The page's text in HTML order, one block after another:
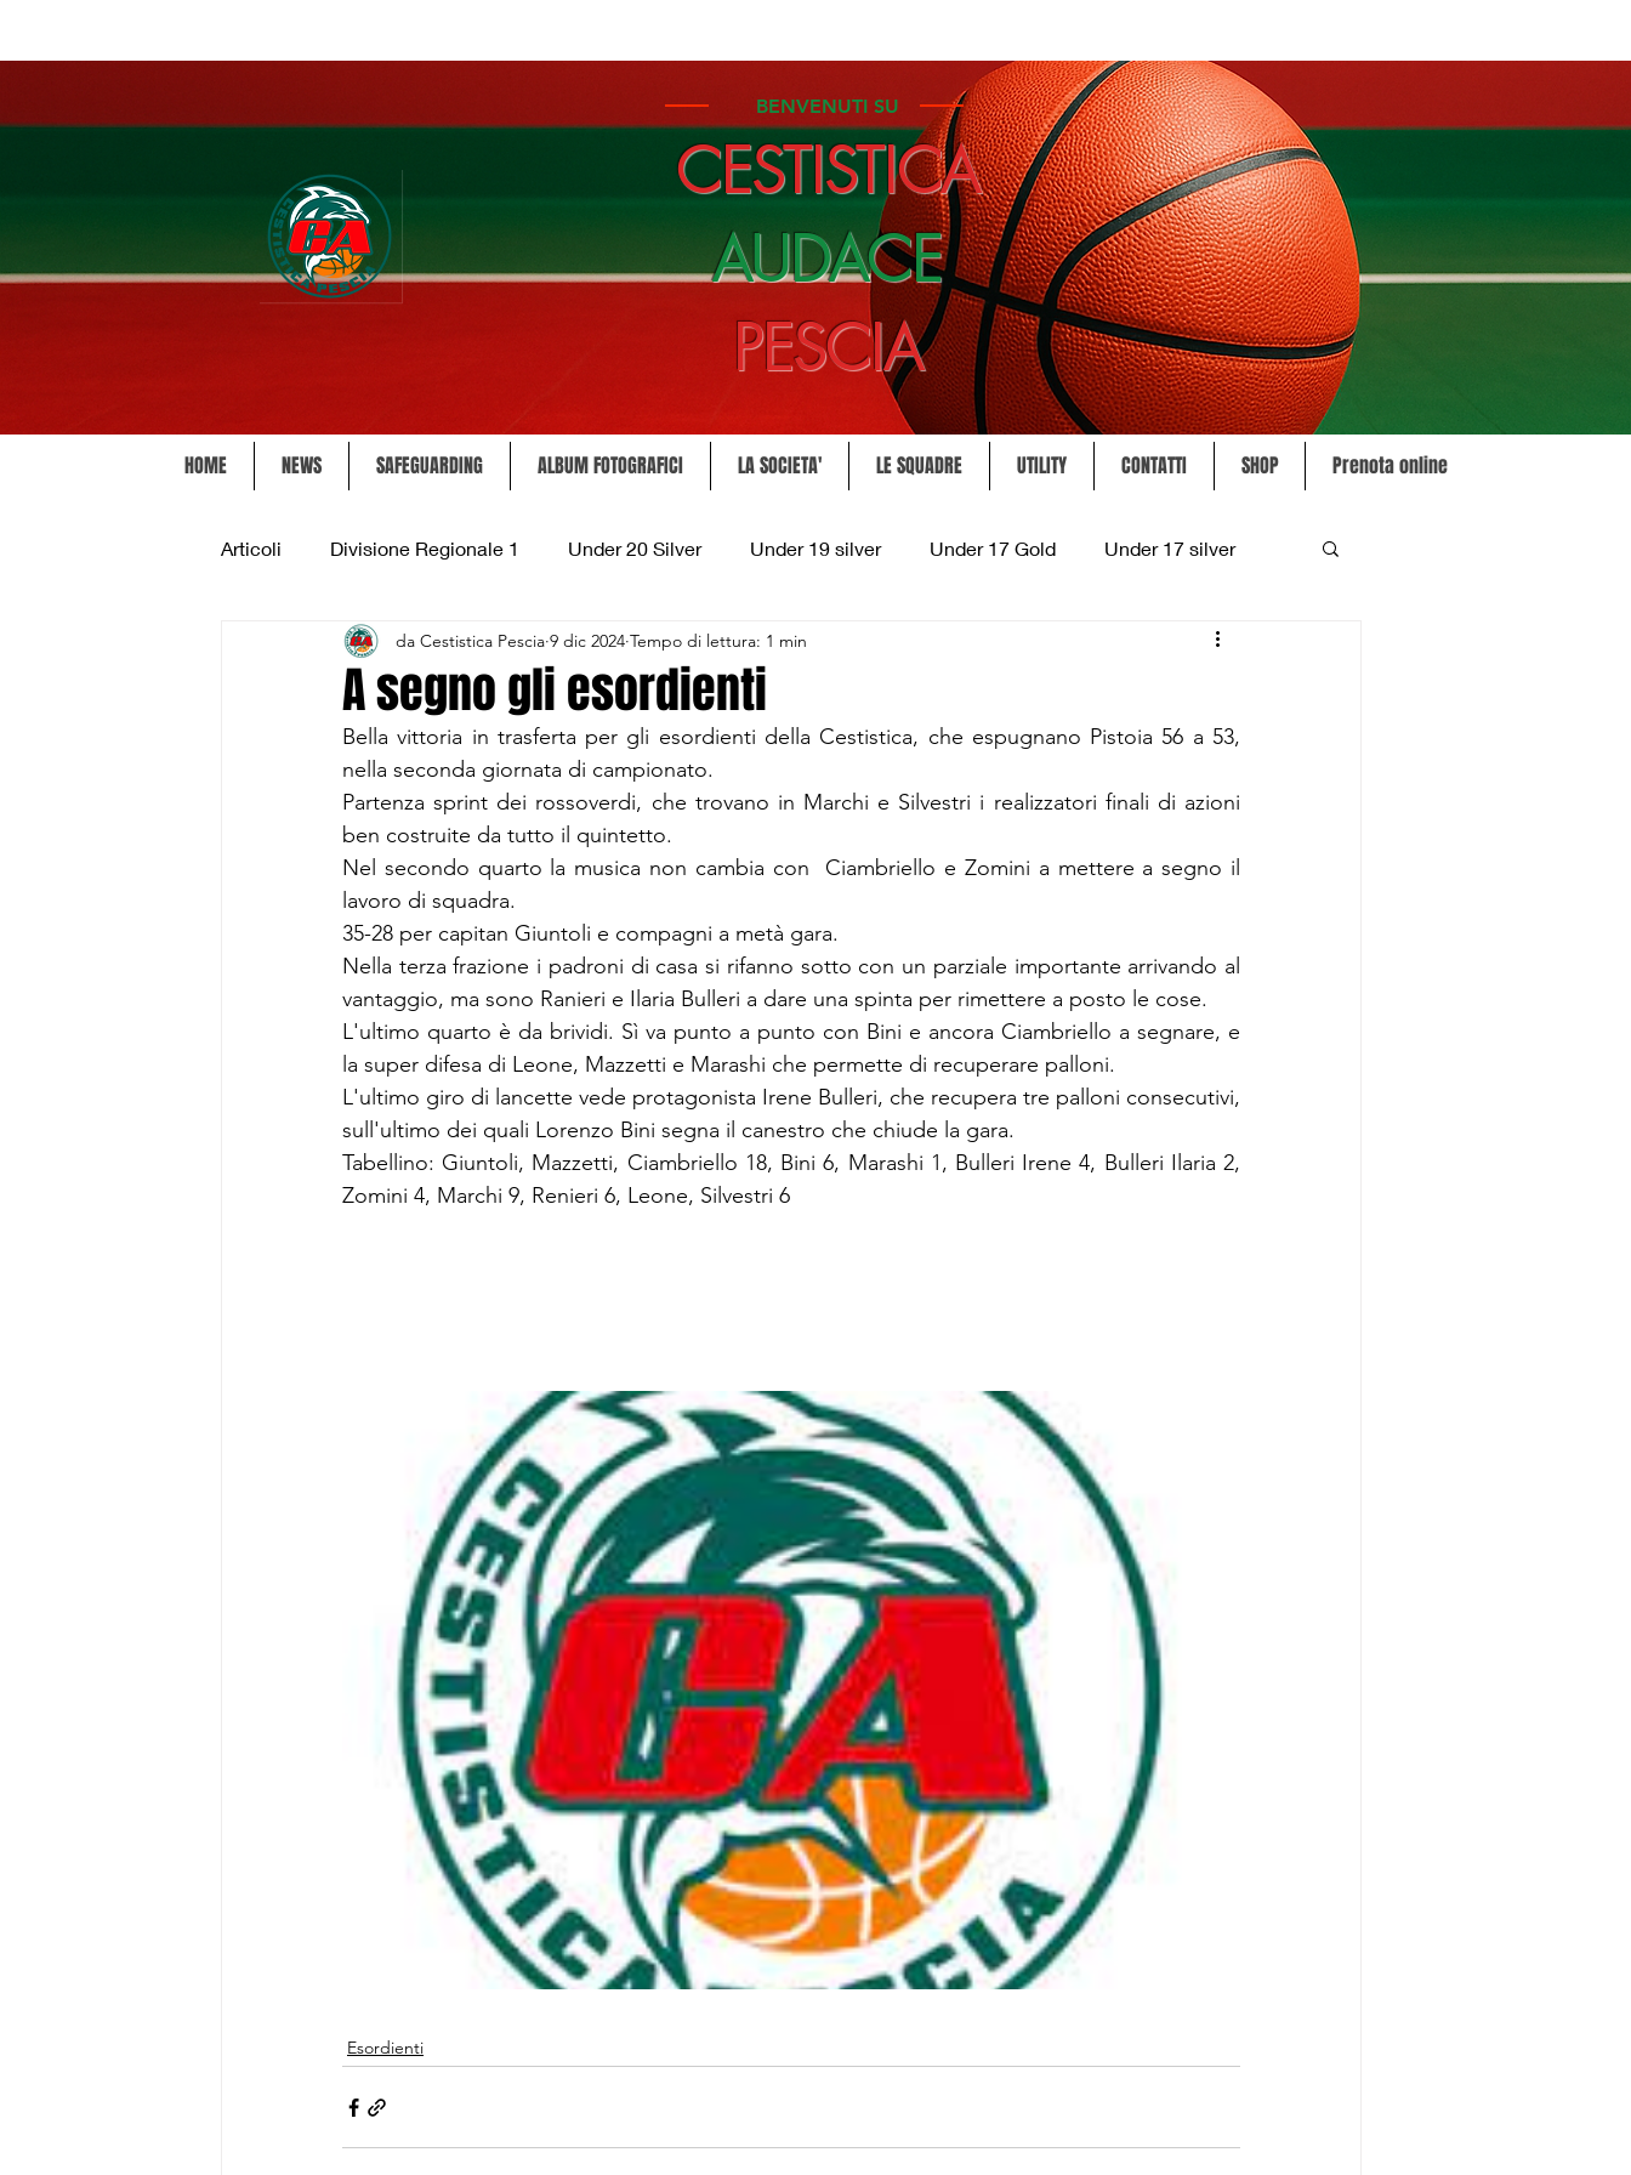
BENVENUTI SU
CESTISTICA
AUDACE
PESCIA
HOME NEWS SAFEGUARDING ALBUM FOTOGRAFICI LA SOCIETA' LE SQUADRE UTILITY CONTATTI SHOP Prenota online
Articoli Divisione Regionale 1 Under 20 Silver Under 19 silver Under 17 Gold Under 17 silver
Under 15 Silver Under 14 Silver Under 13 Silver
CSI Juniores CSI Under 13 Divisione Regionale 3 CSI Allievi
A segno gli esordienti
da Cestistica Pescia 9 dic 2024 Tempo di lettura: 1 min
Bella vittoria in trasferta per gli esordienti della Cestistica, che espugnano Pistoia 56 a 53,
nella seconda giornata di campionato.
Partenza sprint dei rossoverdi, che trovano in Marchi e Silvestri i realizzatori finali di azioni
ben costruite da tutto il quintetto.
Nel secondo quarto la musica non cambia con  Ciambriello e Zomini a mettere a segno il
lavoro di squadra.
35-28 per capitan Giuntoli e compagni a metà gara.
Nella terza frazione i padroni di casa si rifanno sotto con un parziale importante arrivando al
vantaggio, ma sono Ranieri e Ilaria Bulleri a dare una spinta per rimettere a posto le cose.
L'ultimo quarto è da brividi. Sì va punto a punto con Bini e ancora Ciambriello a segnare, e
la super difesa di Leone, Mazzetti e Marashi che permette di recuperare palloni.
L'ultimo giro di lancette vede protagonista Irene Bulleri, che recupera tre palloni consecutivi,
sull'ultimo dei quali Lorenzo Bini segna il canestro che chiude la gara.
Tabellino: Giuntoli, Mazzetti, Ciambriello 18, Bini 6, Marashi 1, Bulleri Irene 4, Bulleri Ilaria 2,
Zomini 4, Marchi 9, Renieri 6, Leone, Silvestri 6
Esordienti